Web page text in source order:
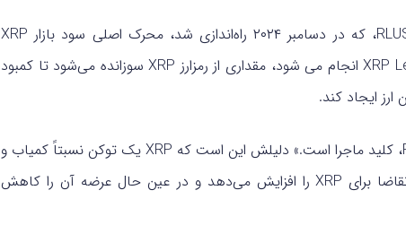
او گفت : استیبل کوین جدید ریپل، RLUSD، که در دسامبر ۲۰۲۴ راه‌اندازی شد، محرک اصلی سود بازار XRP
خواهد بود. هر بار که تراکنشی در XRP Ledger انجام می‌ شود، مقداری از رمزارز XRP سوزانده می‌شود تا کمبود
ارز ایجاد کند.
آرنولد گفت: «استیبل کوین ریپل، RLUSD، کلید ماجرا است.» دلیلش این است که XRP یک توکن نسبتاً کمیاب و
با عرضه محدود است و رشد RLUSD تقاضا برای XRP را افزایش می‌دهد و در عین حال عرضه آن را کاهش